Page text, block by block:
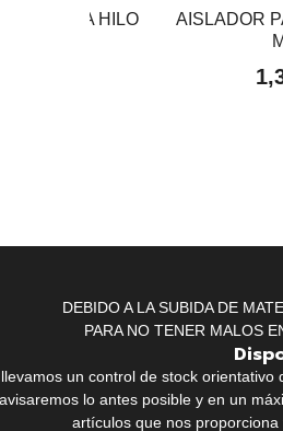
PARA HILO
AISLADOR
DEBIDO A LA SUBIDA DE
PARA NO TENER MALOS
un control de stock
lo antes posible y en un
artículos que nos